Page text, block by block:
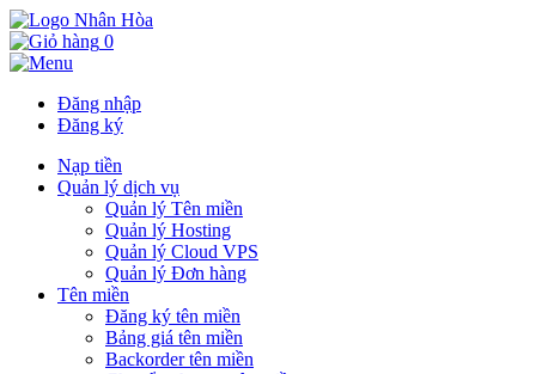
0
Đăng nhập
Đăng ký
Nạp tiền
Quản lý dịch vụ
Quản lý Tên miền
Quản lý Hosting
Quản lý Cloud VPS
Quản lý Đơn hàng
Tên miền
Đăng ký tên miền
Bảng giá tên miền
Backorder tên miền